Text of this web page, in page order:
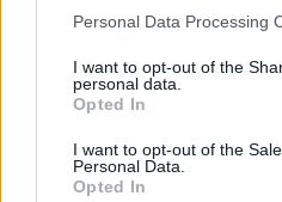
negar su consentimiento.
de su consentimiento, pero
rechazar tal procesamiento.
cualquier momento entrando
visitando nuestra política de
Personal Data Processing
I want to opt-out of the
personal data.
Opted In
I want to opt-out of the
Personal Data.
Opted In